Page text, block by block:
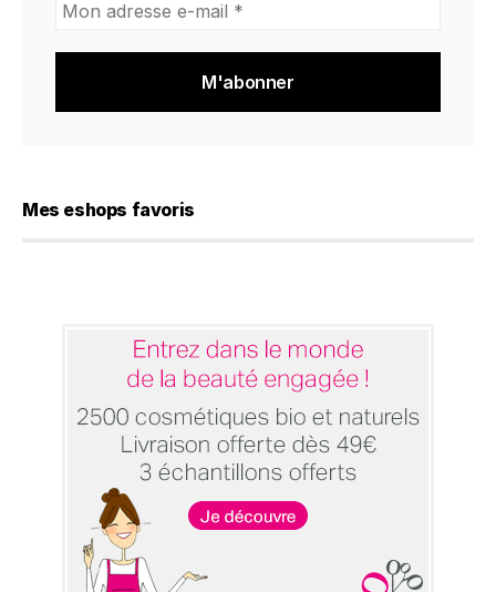
adresse
mail
Mes eshops favoris